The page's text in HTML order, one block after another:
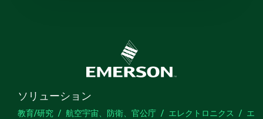
ソリューション
教育/研究 航空宇宙、防衛、官公庁 エレクトロニクス
エ